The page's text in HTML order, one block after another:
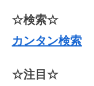
☆検索☆
カンタン検索
☆注目☆